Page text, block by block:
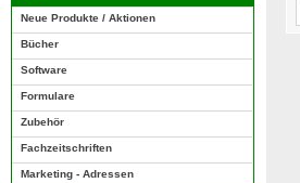
Neue Produkte / Aktionen
Bücher
Software
Formulare
Zubehör
Fachzeitschriften
Marketing - Adressen